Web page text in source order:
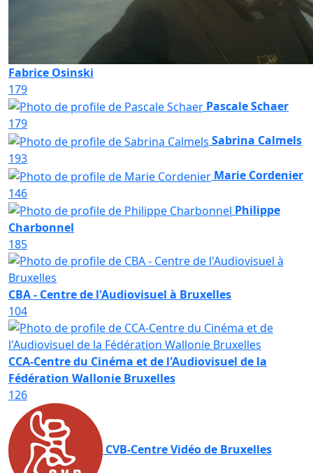
Fabrice Osinski
179
Pascale Schaer
179
Sabrina Calmels
193
Marie Cordenier
146
Philippe
Charbonnel
185
CBA - Centre de l'Audiovisuel à Bruxelles
104
CCA-Centre du Cinéma et de l'Audiovisuel de la
Fédération Wallonie Bruxelles
126
CVB-Centre Vidéo de Bruxelles